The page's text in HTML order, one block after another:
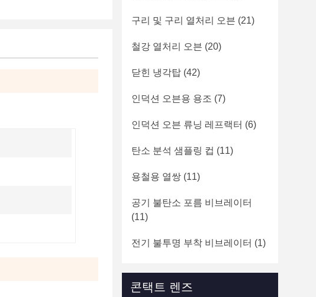
구리 및 구리 열처리 오븐 (21)
철강 열처리 오븐 (20)
닫힌 냉각탑 (42)
인덕션 오븐용 용조 (7)
인덕션 오븐 류닝 레프랙터 (6)
탄소 분석 샘플링 컵 (11)
용철용 열쌍 (11)
공기 불탄소 포름 비브레이터
(11)
전기 불투명 부착 비브레이터 (1)
콘택트 렌즈